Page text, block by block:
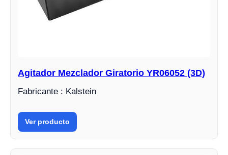
Agitador Mezclador Giratorio YR06052 (3D)
Fabricante : Kalstein
Ver producto